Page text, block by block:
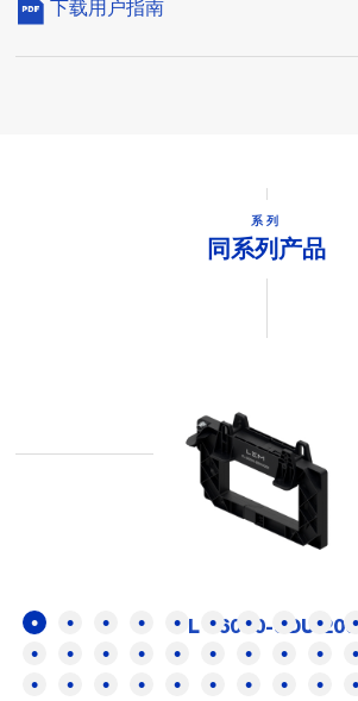
下载用户指南
系列
同系列产品
FL 16000-SDUI200